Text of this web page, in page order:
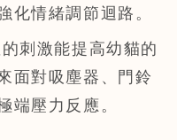
化情緒調節迴路。
刺激能提高幼貓的
面對吸塵器、門鈴
端壓力反應。